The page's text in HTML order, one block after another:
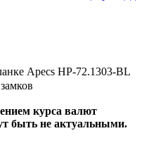
Apecs HP-72.1303-BL
курса валют
быть не актуальными.